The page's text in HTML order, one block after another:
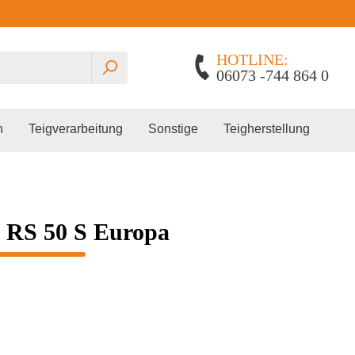
HOTLINE:
06073 -744 864 0
Teigverarbeitung Sonstige Teigherstellung
Planetenrührmaschinen
Gärautomat
Edhard
Spiralkneter
50 S Europa